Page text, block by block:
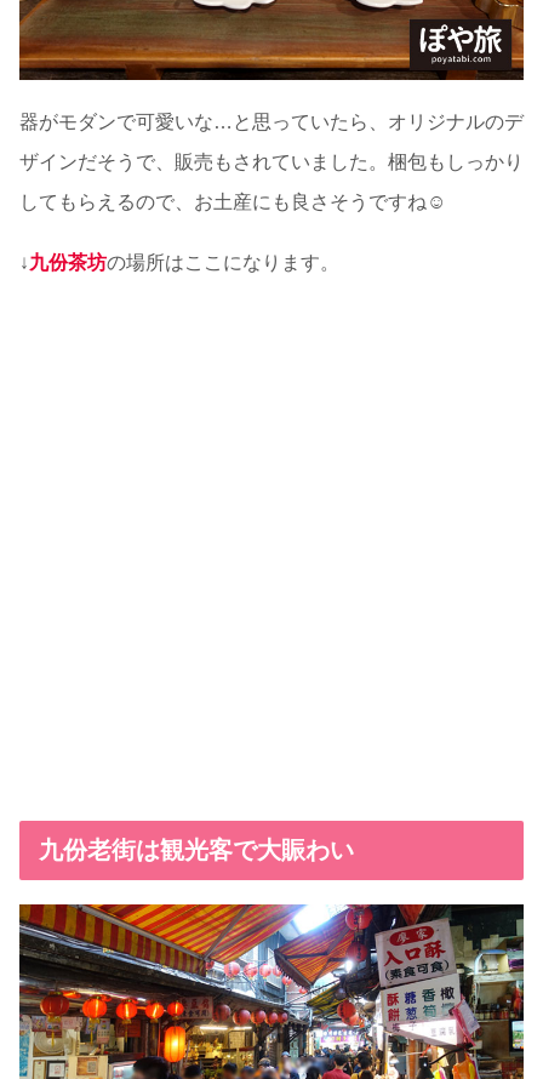
器がモダンで可愛いな…と思っていたら、オリジナルのデ
ザインだそうで、販売もされていました。梱包もしっかり
してもらえるので、お土産にも良さそうですね☺
↓九份茶坊の場所はここになります。
九份老街は観光客で大賑わい